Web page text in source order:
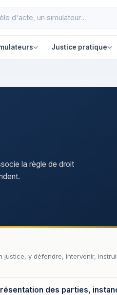
Justice pratique
la règle de droit
y défendre, intervenir,
des parties,